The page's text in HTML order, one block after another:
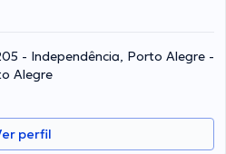
- Independência, Porto Alegre -
Alegre
perfil